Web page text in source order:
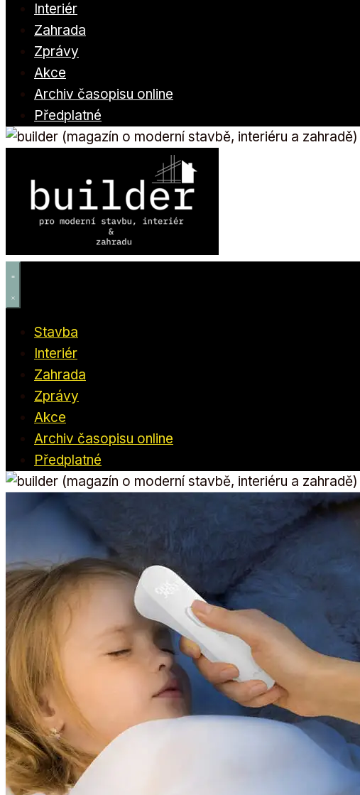
Interiér
Zahrada
Zprávy
Akce
Archiv časopisu online
Předplatné
Stavba
Interiér
Zahrada
Zprávy
Akce
Archiv časopisu online
Předplatné